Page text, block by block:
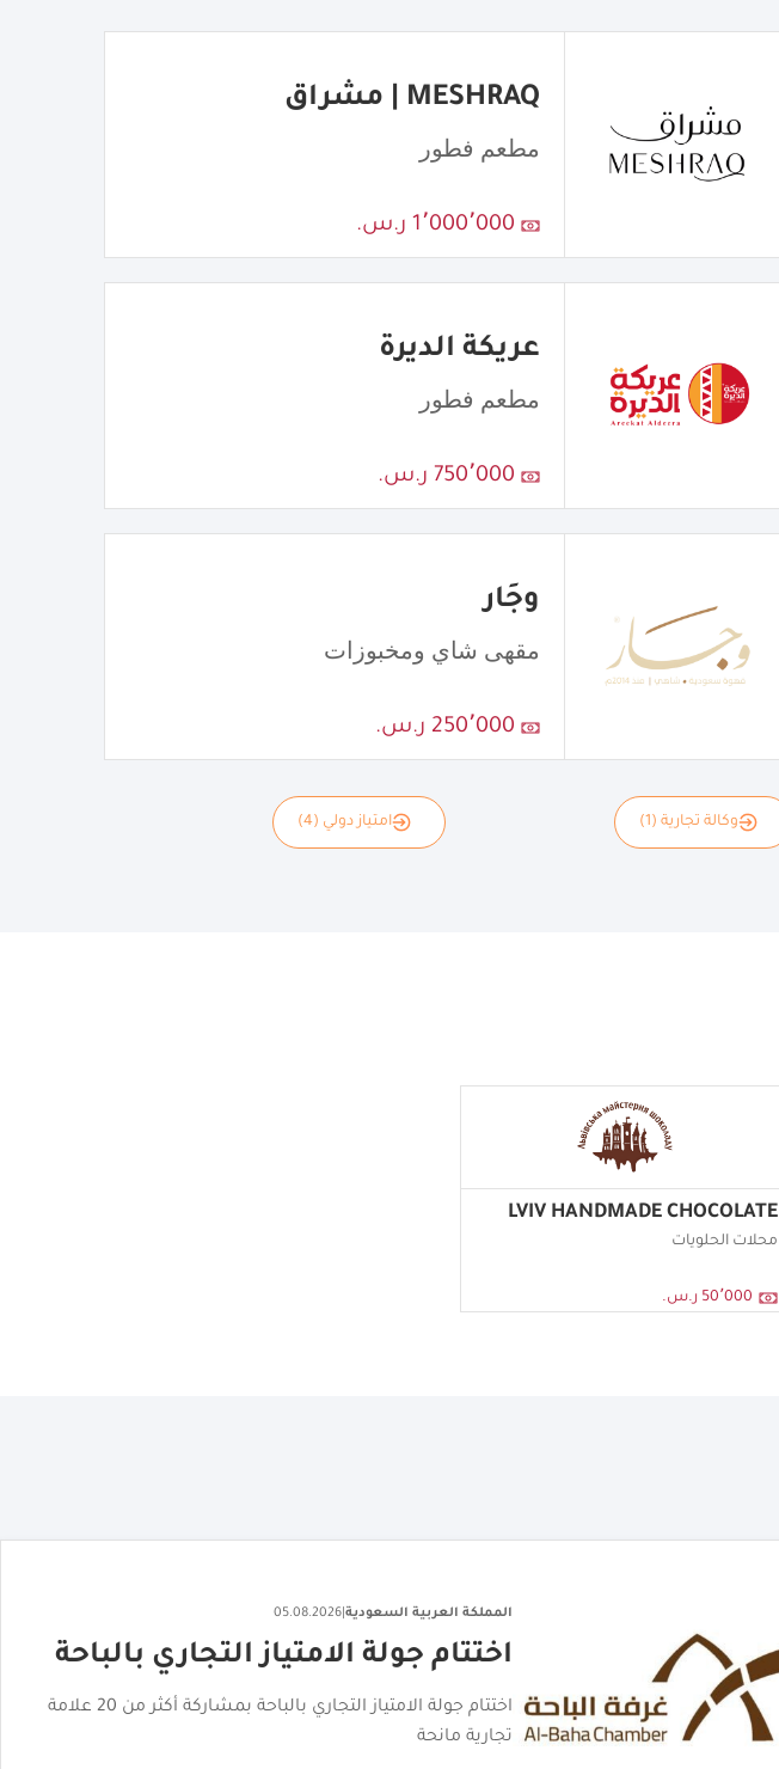
MESHRAQ | مشراق
مطعم فطور
1٬000٬000 ر.س.
عريكة الديرة
مطعم فطور
750٬000 ر.س.
وجَار
مقهى شاي ومخبوزات
250٬000 ر.س.
وكالة تجارية (1) امتياز دولي (4)
LVIV HANDMADE CHOCOLATE
محلات الحلويات
50٬000 ر.س.
المملكة العربية السعودية|
06.08.2026
"القصر الأحمر" يكشف عن هويته
البصرية
"القصر الأحمر" يكشف عن هويته البصرية تمهيدًا لافتتاحه